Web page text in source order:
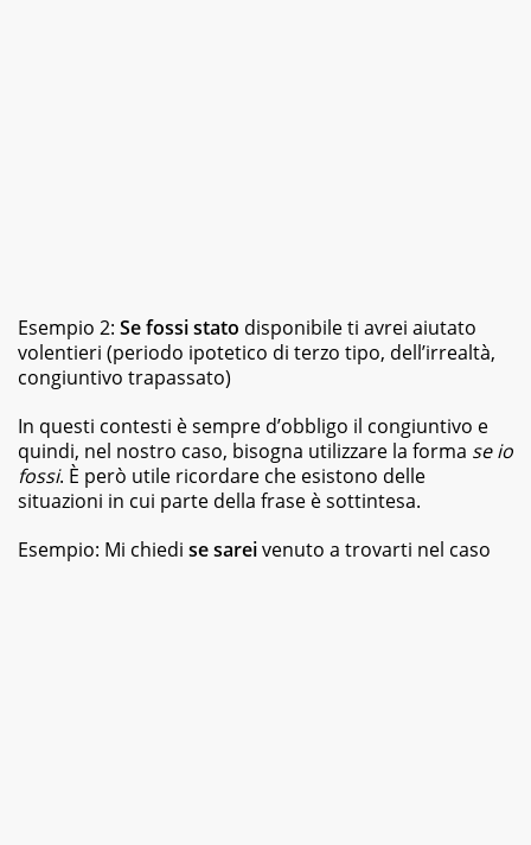
Esempio 2: Se fossi stato disponibile ti avrei aiutato
volentieri (periodo ipotetico di terzo tipo, dell’irrealtà,
congiuntivo trapassato)
In questi contesti è sempre d’obbligo il congiuntivo e
quindi, nel nostro caso, bisogna utilizzare la forma se io
fossi. È però utile ricordare che esistono delle
situazioni in cui parte della frase è sottintesa.
Esempio: Mi chiedi se sareivenuto a trovarti nel caso